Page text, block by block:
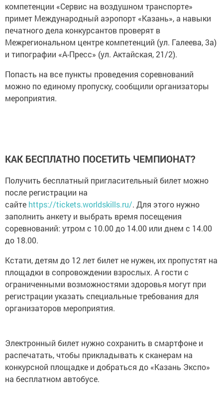
компетенции «Сервис на воздушном транспорте»
примет Международный аэропорт «Казань», а навыки
печатного дела конкурсантов проверят в
Межрегиональном центре компетенций (ул. Галеева, 3а)
и типографии «А-Пресс» (ул. Актайская, 21/2).
Попасть на все пункты проведения соревнований
можно по единому пропуску, сообщили организаторы
мероприятия.
КАК БЕСПЛАТНО ПОСЕТИТЬ ЧЕМПИОНАТ?
Получить бесплатный пригласительный билет можно
после регистрации на
сайте https://tickets.worldskills.ru/. Для этого нужно
заполнить анкету и выбрать время посещения
соревнований: утром с 10.00 до 14.00 или днем с 14.00
до 18.00.
Кстати, детям до 12 лет билет не нужен, их пропустят на
площадки в сопровождении взрослых. А гости с
ограниченными возможностями здоровья могут при
регистрации указать специальные требования для
организаторов мероприятия.
Электронный билет нужно сохранить в смартфоне и
распечатать, чтобы прикладывать к сканерам на
конкурсной площадке и добраться до «Казань Экспо»
на бесплатном автобусе.